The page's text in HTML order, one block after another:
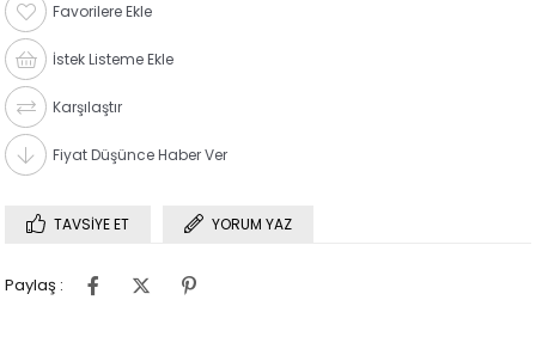
Favorilere Ekle
İstek Listeme Ekle
Karşılaştır
Fiyat Düşünce Haber Ver
TAVSIYE ET YORUM YAZ
Paylaş :